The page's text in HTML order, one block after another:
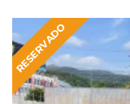
RESERVADO